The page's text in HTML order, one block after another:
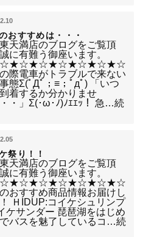
おすすめは・・・
天満店のブログをご覧頂
に有難う御座います。
際電車がトラブルで来ない
態Σ(ﾟДﾟ；≡；ﾟдﾟ) 「いつ
着するか分かりませ
・」Σ(･ω･ﾉ)ﾉｴｴｯ！ 急…続
祭り！！
天満店のブログをご覧頂
に有難う御座います。
おすすめ商品情報お届けし
ＨIDUP:コイケシュリンプ
ケサンダー 琵琶湖をはじめ
バスを魅了しているコ…続